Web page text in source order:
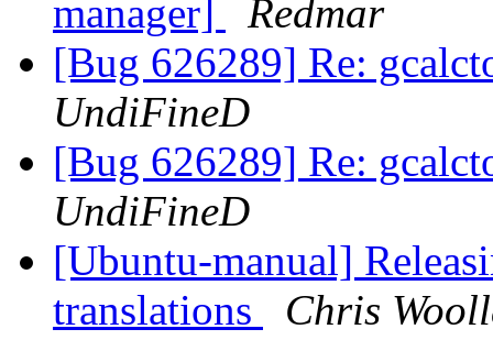
manager]
Redmar
[Bug 626289] Re:
UndiFineD
[Bug 626289] Re:
UndiFineD
[Ubuntu-manual]
translations
Chris